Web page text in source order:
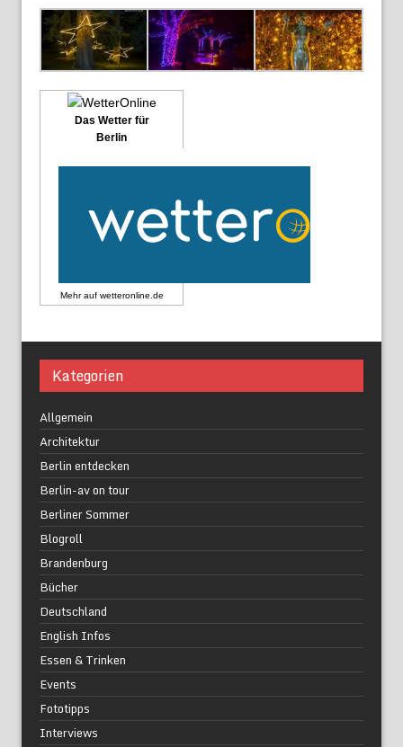
Das Wetter für
Berlin
Mehr auf wetteronline.de
Kategorien
Allgemein
Architektur
Berlin entdecken
Berlin-av on tour
Berliner Sommer
Blogroll
Brandenburg
Bücher
Deutschland
English Infos
Essen & Trinken
Events
Fototipps
Interviews